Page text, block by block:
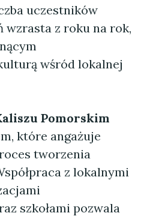
uczestników
wzrasta z roku na rok,
wśród lokalnej
Pomorskim
które angażuje
tworzenia
z lokalnymi
szkołami pozwala